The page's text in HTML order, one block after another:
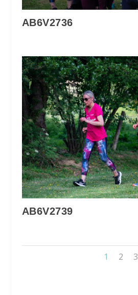
AB6V2736
AB6V2739
1 2 3